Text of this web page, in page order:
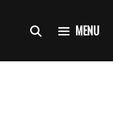
MENU